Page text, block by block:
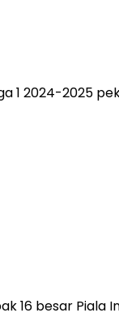
1 2024-2025
16 besar Piala